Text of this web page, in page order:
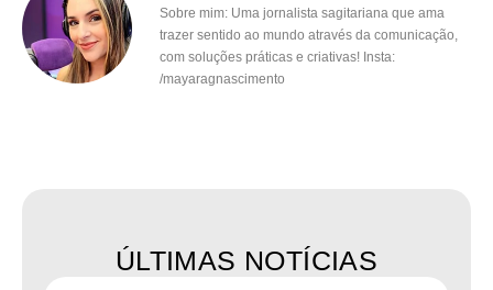
Sobre mim: Uma jornalista sagitariana que ama
trazer sentido ao mundo através da comunicação,
com soluções práticas e criativas! Insta:
/mayaragnascimento
ÚLTIMAS NOTÍCIAS